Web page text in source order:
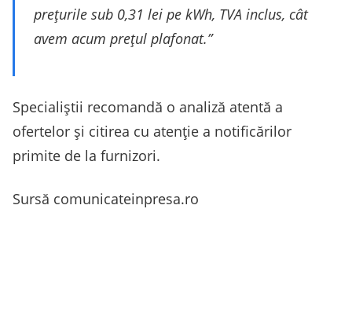
prețurile sub 0,31 lei pe kWh, TVA inclus, cât
avem acum prețul plafonat.”
Specialiștii recomandă o analiză atentă a
ofertelor și citirea cu atenție a notificărilor
primite de la furnizori.
Sursă comunicateinpresa.ro